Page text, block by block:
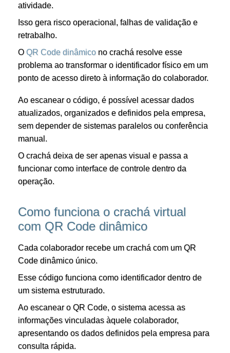
atividade.
Isso gera risco operacional, falhas de validação e
retrabalho.
O QR Code dinâmico no crachá resolve esse
problema ao transformar o identificador físico em um
ponto de acesso direto à informação do colaborador.
Ao escanear o código, é possível acessar dados
atualizados, organizados e definidos pela empresa,
sem depender de sistemas paralelos ou conferência
manual.
O crachá deixa de ser apenas visual e passa a
funcionar como interface de controle dentro da
operação.
Como funciona o crachá virtual
com QR Code dinâmico
Cada colaborador recebe um crachá com um QR
Code dinâmico único.
Esse código funciona como identificador dentro de
um sistema estruturado.
Ao escanear o QR Code, o sistema acessa as
informações vinculadas àquele colaborador,
apresentando os dados definidos pela empresa para
consulta rápida.